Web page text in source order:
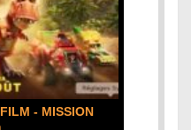
- MISSION